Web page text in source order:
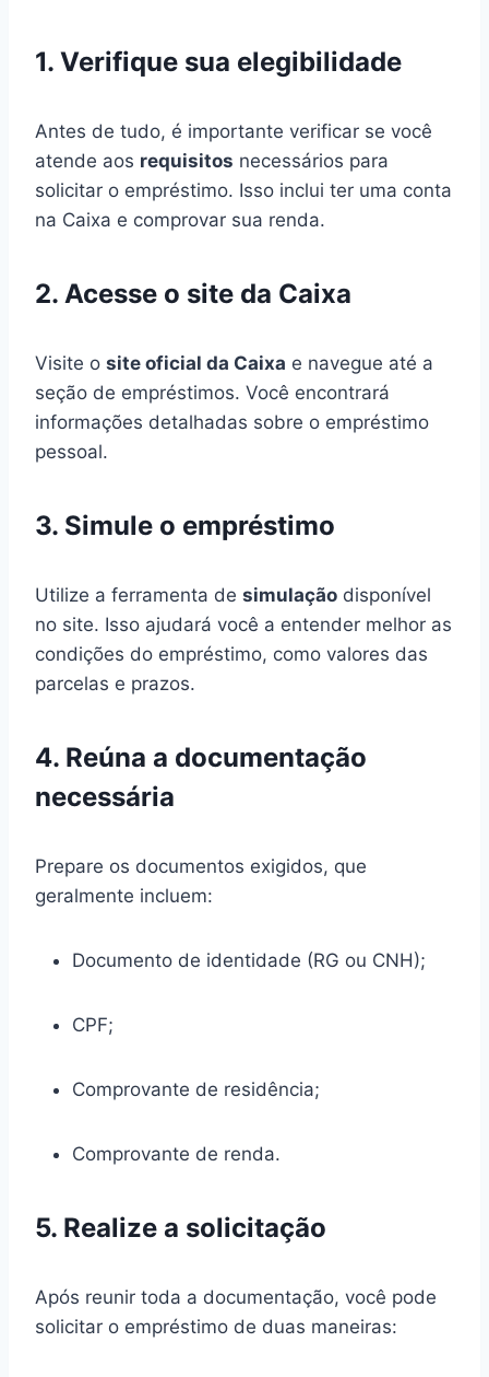
1. Verifique sua elegibilidade
Antes de tudo, é importante verificar se você
atende aos requisitos necessários para
solicitar o empréstimo. Isso inclui ter uma conta
na Caixa e comprovar sua renda.
2. Acesse o site da Caixa
Visite o site oficial da Caixa e navegue até a
seção de empréstimos. Você encontrará
informações detalhadas sobre o empréstimo
pessoal.
3. Simule o empréstimo
Utilize a ferramenta de simulação disponível
no site. Isso ajudará você a entender melhor as
condições do empréstimo, como valores das
parcelas e prazos.
4. Reúna a documentação
necessária
Prepare os documentos exigidos, que
geralmente incluem:
Documento de identidade (RG ou CNH);
CPF;
Comprovante de residência;
Comprovante de renda.
5. Realize a solicitação
Após reunir toda a documentação, você pode
solicitar o empréstimo de duas maneiras: